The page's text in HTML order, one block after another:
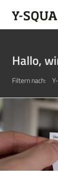
Hallo,
Filtern nach: